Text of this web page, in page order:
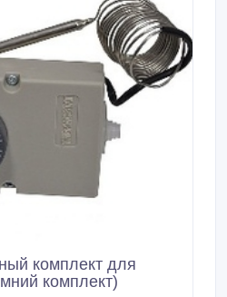
комплект для
комплект)